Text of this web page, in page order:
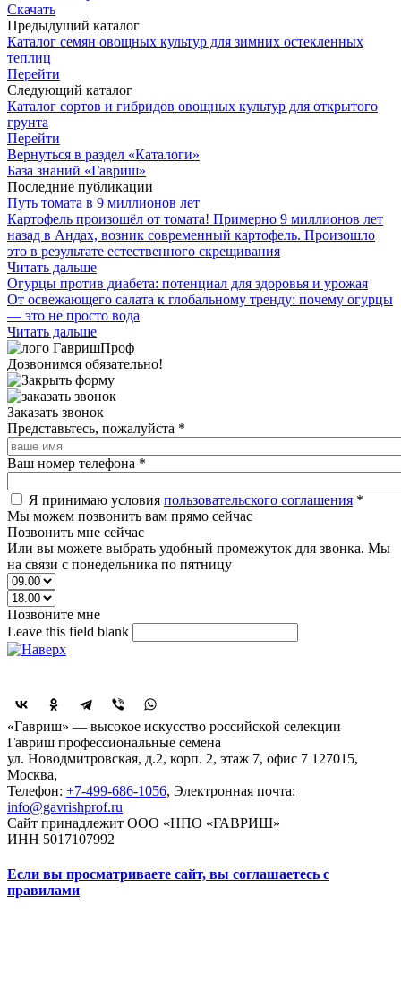
Скачать
Предыдущий каталог
Каталог семян овощных культур для зимних остекленных
теплиц
Перейти
Следующий каталог
Каталог сортов и гибридов овощных культур для открытого
грунта
Перейти
Вернуться в раздел «Каталоги»
База знаний «Гавриш»
Последние публикации
Путь томата в 9 миллионов лет
Картофель произошёл от томата! Примерно 9 миллионов лет
назад в Андах, возник современный картофель. Произошло
это в результате естественного скрещивания
Читать дальше
Огурцы против диабета: потенциал для здоровья и урожая
От освежающего салата к глобальному тренду: почему огурцы
— это не просто вода
Читать дальше
Дозвонимся обязательно!
Заказать звонок
Представьтесь, пожалуйста *
Ваш номер телефона *
Я принимаю условия пользовательского соглашения *
Мы можем позвонить вам прямо сейчас
Позвонить мне сейчас
Или вы можете выбрать удобный промежуток для звонка. Мы
на связи с понедельника по пятницу
Позвоните мне
Leave this field blank
«Гавриш» — высокое искусство российской селекции
Гавриш профессиональные семена
ул. Новодмитровская, д.2, корп. 2, этаж 7, офис 7 127015,
Москва,
Телефон: +7-499-686-1056, Электронная почта:
info@gavrishprof.ru
Сайт принадлежит ООО «НПО «ГАВРИШ»
ИНН 5017107992
Если вы просматриваете сайт, вы соглашаетесь с
правилами